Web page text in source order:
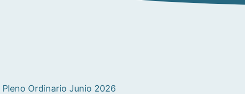
Pleno Ordinario Junio 2026